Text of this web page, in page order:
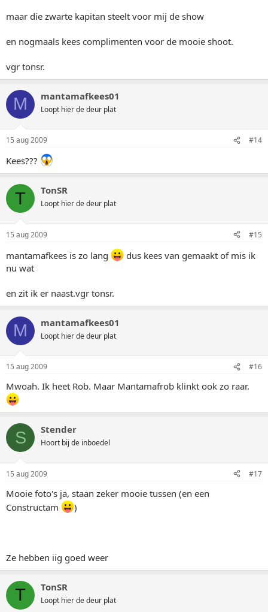
maar die zwarte kapitan steelt voor mij de show
en nogmaals kees complimenten voor de mooie shoot.
vgr tonsr.
M mantamafkees01
Loopt hier de deur plat
15 aug 2009 #14
Kees???
T TonSR
Loopt hier de deur plat
15 aug 2009 #15
mantamafkees is zo lang
dus kees van gemaakt of mis ik
nu wat
en zit ik er naast.vgr tonsr.
M mantamafkees01
Loopt hier de deur plat
15 aug 2009 #16
Mwoah. Ik heet Rob. Maar Mantamafrob klinkt ook zo raar.
S Stender
Hoort bij de inboedel
15 aug 2009 #17
Mooie foto's ja, staan zeker mooie tussen (en een
Constructam
)
Ze hebben iig goed weer
T TonSR
Loopt hier de deur plat